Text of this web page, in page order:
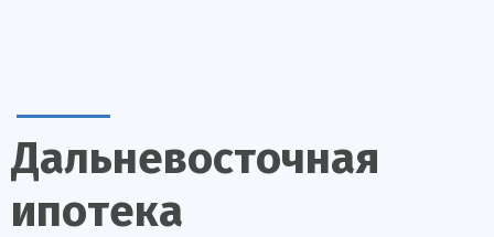
Дальневосточная
ипотека